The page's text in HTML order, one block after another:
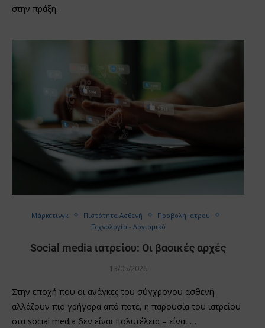
στην πράξη.
Μάρκετινγκ Πιστότητα Ασθενή
Προβολή Ιατρού
Τεχνολογία - Λογισμικό
Social media ιατρείου: Οι βασικές αρχές
13/05/2026
Στην εποχή που οι ανάγκες του σύγχρονου ασθενή
αλλάζουν πιο γρήγορα από ποτέ, η παρουσία του ιατρείου
στα social media δεν είναι πολυτέλεια – είναι …